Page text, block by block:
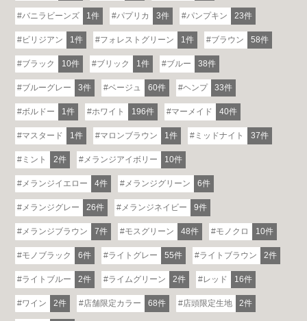
バニラビーンズ 1件 パプリカ 3件 パンプキン 23件
ビリジアン 1件 フォレストグリーン 1件 ブラウン 58件
ブラック 10件 ブリック 1件 ブルー 38件
ブルーグレー 3件 ベージュ 60件 ヘンプ 33件
ボルドー 1件 ホワイト 196件 マーメイド 40件
マスタード 1件 マロンブラウン 1件 ミッドナイト 37件
ミント 2件 メランジアイボリー 10件
メランジイエロー 4件 メランジグリーン 6件
メランジグレー 26件 メランジネイビー 9件
メランジブラウン 7件 モスグリーン 48件 モノクロ 10件
モノブラック 6件 ライトグレー 55件 ライトブラウン 2件
ライトブルー 2件 ライムグリーン 2件 レッド 16件
ワイン 2件 店舗限定カラー 68件 店頭限定生地 2件